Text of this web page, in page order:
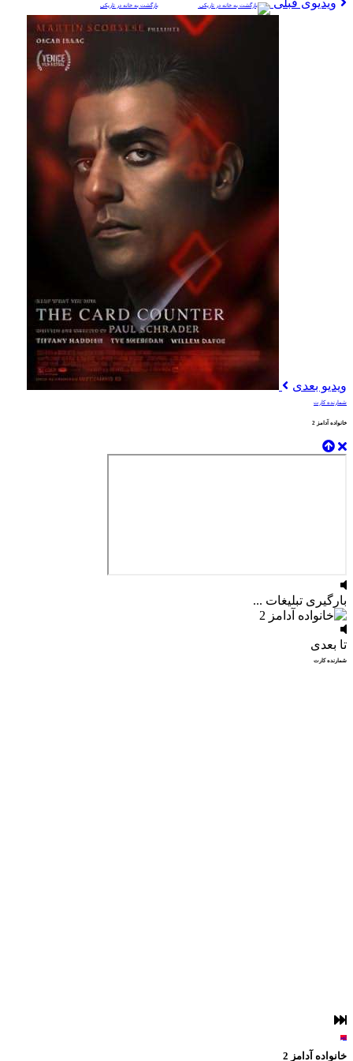
ویدیوی قبلی بازگشت به خانه در تاریکی
ویدیو بعدی
شمارنده کارت
خانواده آدامز 2
بارگیری تبلیغات ...
تا بعدی
شمارنده کارت
لغو
خانواده آدامز 2